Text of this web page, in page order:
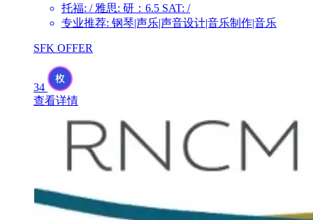
托福: / 雅思: 研：6.5 SAT: /
专业推荐: 钢琴|声乐|声音设计|音乐制作|音乐
SFK OFFER
34
查看详情